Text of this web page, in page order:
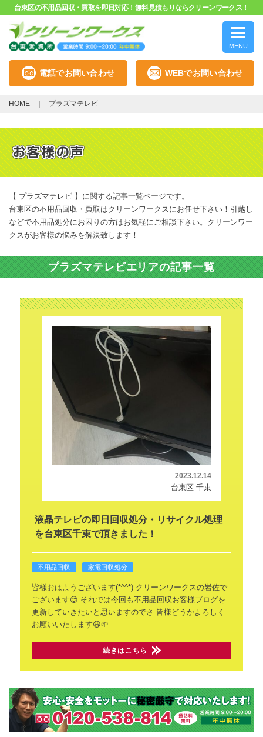
台東区の不用品回収・買取を即日対応！無料見積もりならクリーンワークス！
MENU
電話でお問い合わせ WEBでお問い合わせ
HOME プラズマテレビ
【 プラズマテレビ 】に関する記事一覧ページです。
台東区の不用品回収・買取はクリーンワークスにお任せ下さい！引越し
などで不用品処分にお困りの方はお気軽にご相談下さい。クリーンワー
クスがお客様の悩みを解決致します！
プラズマテレビエリアの記事一覧
2023.12.14
台東区 千束
液晶テレビの即日回収処分・リサイクル処理
を台東区千束で頂きました！
不用品回収 家電回収処分
皆様おはようございます(*^^*)クリーンワークスの岩佐で
ございます😊 それでは今回も不用品回収お客様ブログを
更新していきたいと思いますのでさ 皆様どうかよろしく
お願いいたします😃🌱
続きはこちら